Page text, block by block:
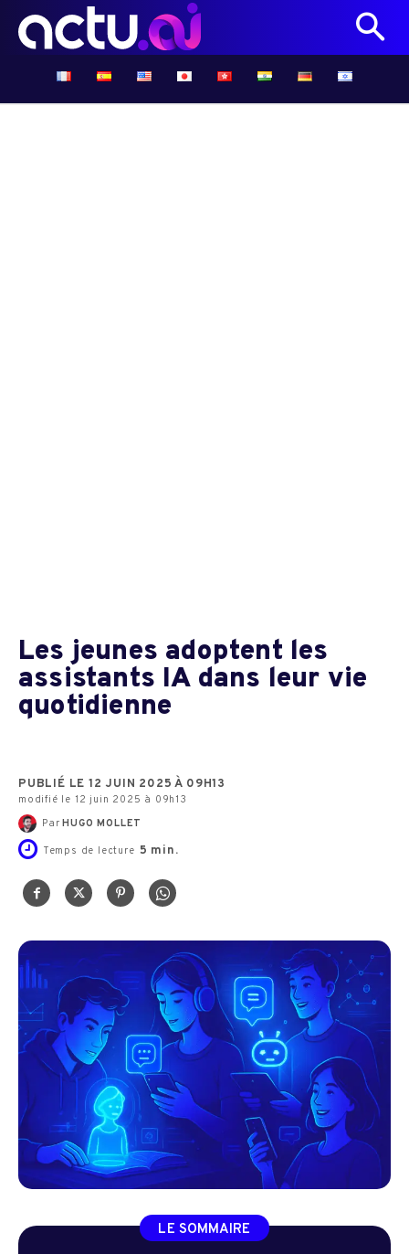
Les jeunes adoptent les
assistants IA dans leur vie
quotidienne
PUBLIÉ LE 12 JUIN 2025 À 09H13
modifié le 12 juin 2025 à 09h13
Par HUGO MOLLET
Temps de lecture 5 min.
LE SOMMAIRE